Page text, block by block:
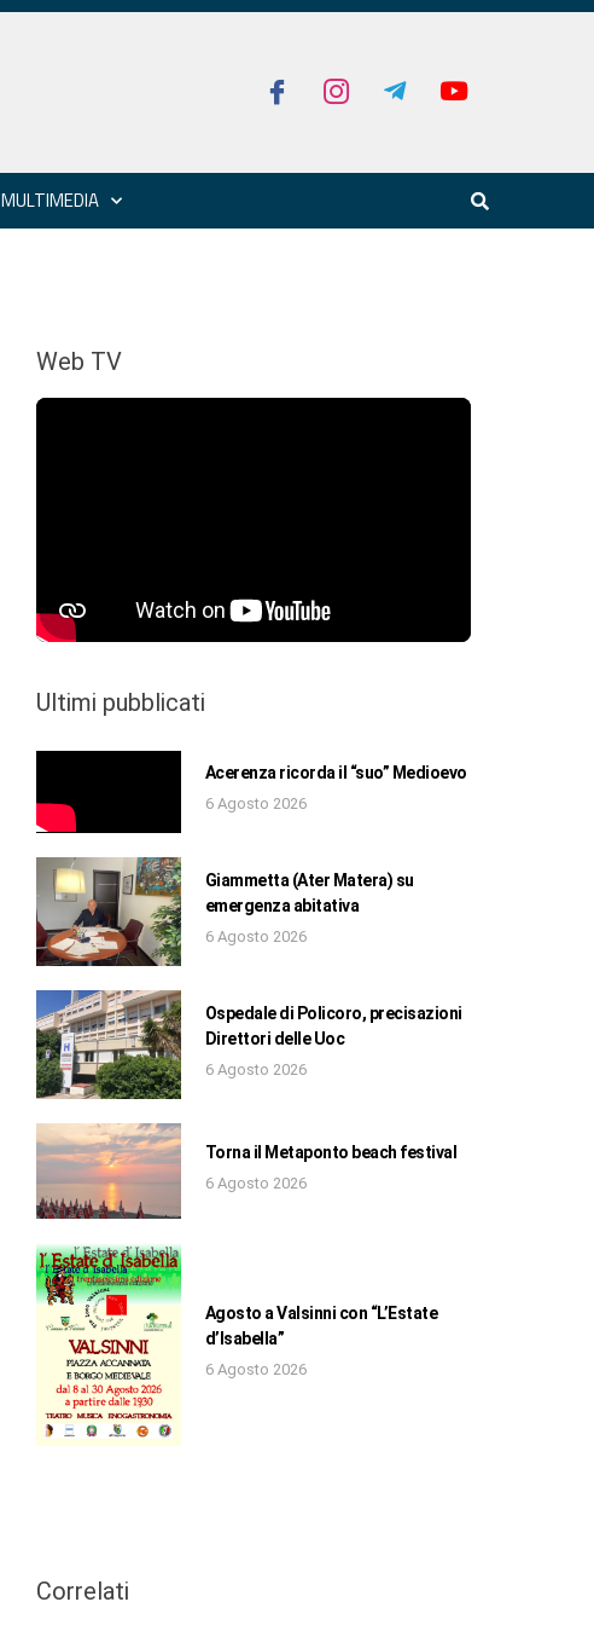
MULTIMEDIA
Web TV
Ultimi pubblicati
Acerenza ricorda il “suo” Medioevo
6 Agosto 2026
Giammetta (Ater Matera) su
emergenza abitativa
6 Agosto 2026
Ospedale di Policoro, precisazioni
Direttori delle Uoc
6 Agosto 2026
Torna il Metaponto beach festival
6 Agosto 2026
Agosto a Valsinni con “L’Estate
d’Isabella”
6 Agosto 2026
Correlati